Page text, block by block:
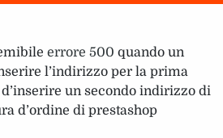
errore 500 quando un
l’indirizzo per la prima
un secondo indirizzo di
d’ordine di prestashop